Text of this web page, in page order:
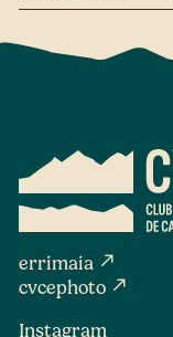
errimaia north_east
cvcephoto north_east
Instagram